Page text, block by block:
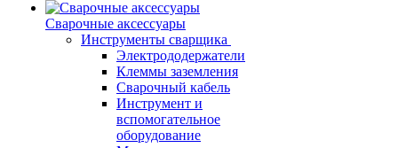
Сварочные аксессуары
Инструменты сварщика
Электрододержатели
Клеммы заземления
Сварочный кабель
Инструмент и
вспомогательное
оборудование